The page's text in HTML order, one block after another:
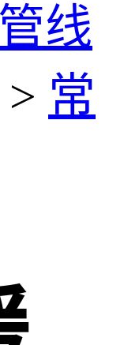
线
> 常